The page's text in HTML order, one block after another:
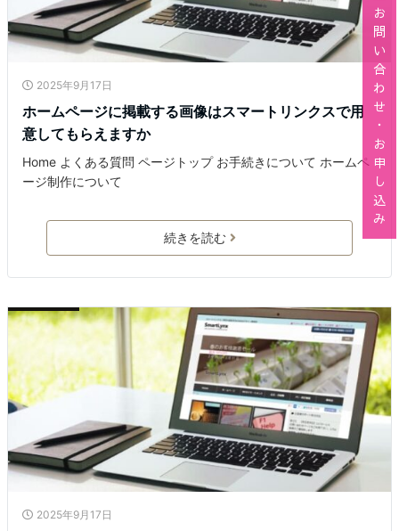
2025年9月17日
ホームページに掲載する画像はスマートリンクスで用
意してもらえますか
Home よくある質問 ページトップ お手続きについて ホームペ
ージ制作について
続きを読む
2025年9月17日
お
問
い
合
わ
せ
・
お
申
し
込
み